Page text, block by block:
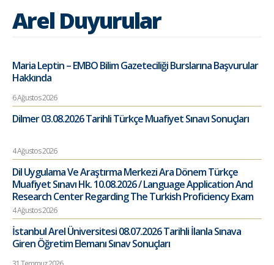
Arel Duyurular
Maria Leptin – EMBO Bilim Gazeteciliği Burslarına Başvurular
Hakkında
6 Ağustos 2026
Dilmer 03.08.2026 Tarihli Türkçe Muafiyet Sınavı Sonuçları
4 Ağustos 2026
Dil Uygulama Ve Araştırma Merkezi Ara Dönem Türkçe
Muafiyet Sınavı Hk. 10.08.2026 / Language Application And
Research Center Regarding The Turkish Proficiency Exam
4 Ağustos 2026
İstanbul Arel Üniversitesi 08.07.2026 Tarihli İlanla Sınava
Giren Öğretim Elemanı Sınav Sonuçları